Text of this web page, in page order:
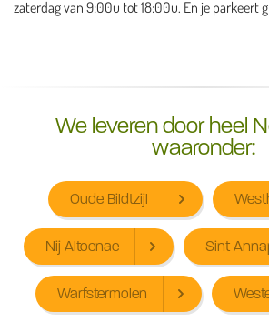
zaterdag van 9:00u tot 18:00u. En je parkeert
We leveren door heel
waaronder:
Oude Bildtzijl
Nij Altoenae Sint
Warfstermolen